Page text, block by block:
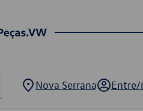
Nova Serrana Entre/